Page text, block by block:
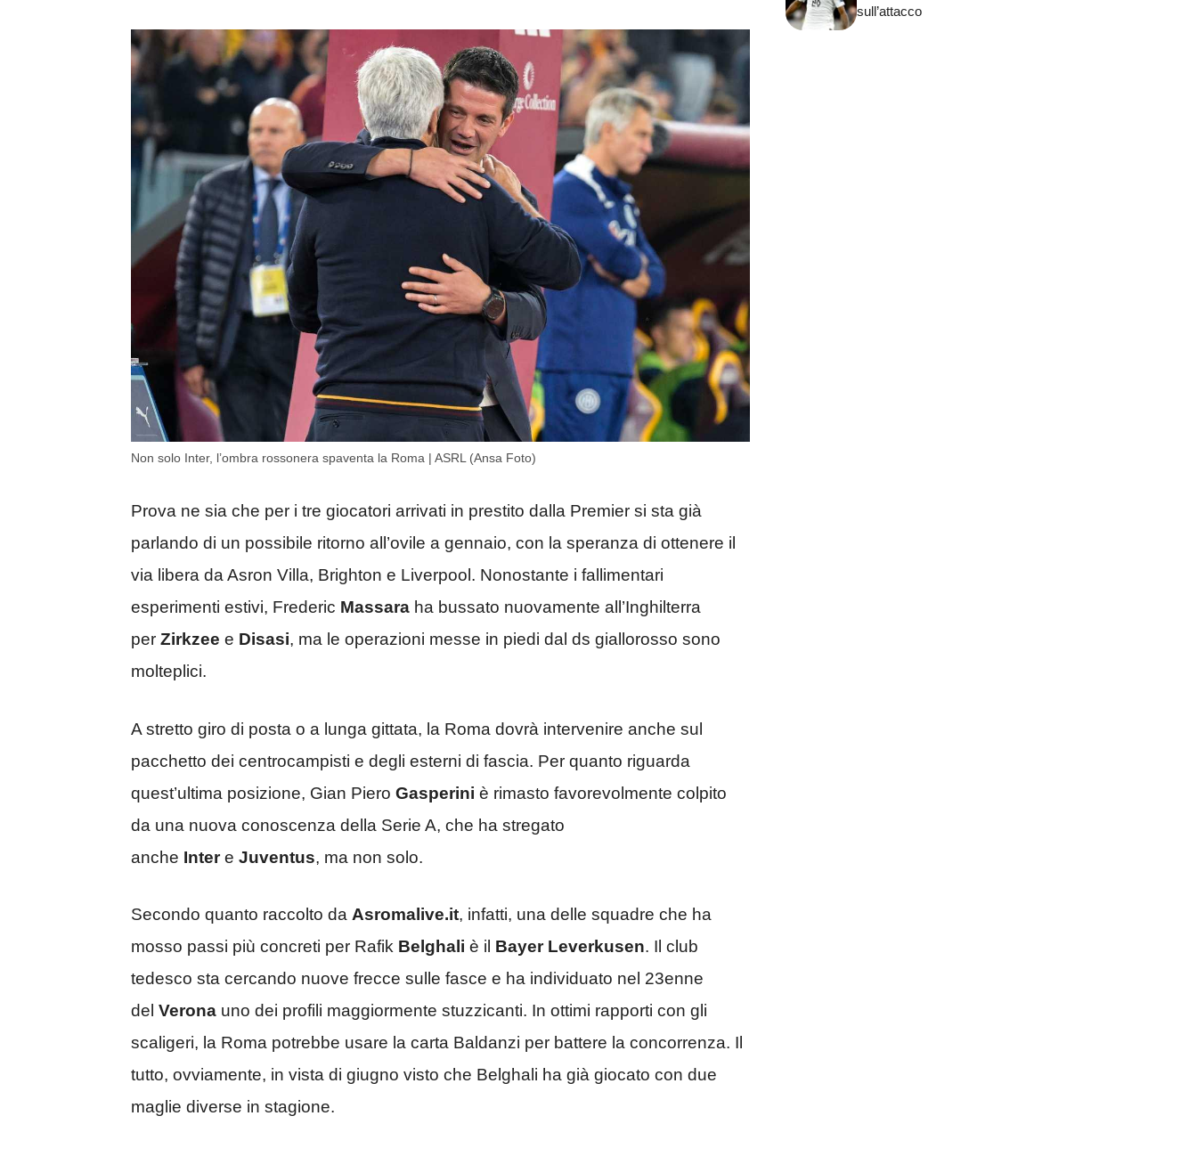
Non solo Inter, l’ombra rossonera spaventa la Roma | ASRL (Ansa Foto)
Prova ne sia che per i tre giocatori arrivati in prestito dalla Premier si sta già
parlando di un possibile ritorno all’ovile a gennaio, con la speranza di ottenere il
via libera da Asron Villa, Brighton e Liverpool. Nonostante i fallimentari
esperimenti estivi, Frederic Massara ha bussato nuovamente all’Inghilterra
per Zirkzee e Disasi, ma le operazioni messe in piedi dal ds giallorosso sono
molteplici.
A stretto giro di posta o a lunga gittata, la Roma dovrà intervenire anche sul
pacchetto dei centrocampisti e degli esterni di fascia. Per quanto riguarda
quest’ultima posizione, Gian Piero Gasperini è rimasto favorevolmente colpito
da una nuova conoscenza della Serie A, che ha stregato
anche Intere Juventus, ma non solo.
Secondo quanto raccolto da Asromalive.it, infatti, una delle squadre che ha
mosso passi più concreti per Rafik Belghali è il Bayer Leverkusen. Il club
tedesco sta cercando nuove frecce sulle fasce e ha individuato nel 23enne
del Verona uno dei profili maggiormente stuzzicanti. In ottimi rapporti con gli
scaligeri, la Roma potrebbe usare la carta Baldanzi per battere la concorrenza. Il
tutto, ovviamente, in vista di giugno visto che Belghali ha già giocato con due
maglie diverse in stagione.
sull’attacco